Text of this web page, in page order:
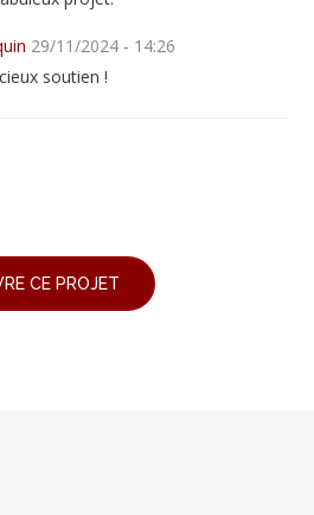
29/11/2024 - 14:26
soutien !